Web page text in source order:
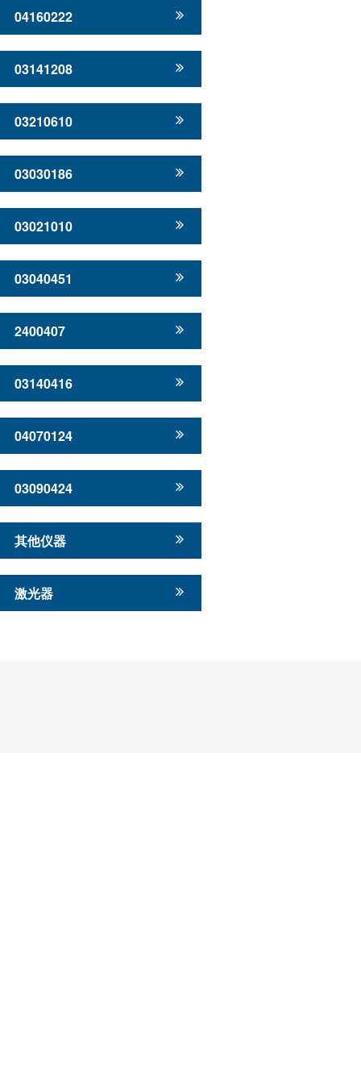
04160222
03141208
03210610
03030186
03021010
03040451
2400407
03140416
04070124
03090424
其他仪器
激光器